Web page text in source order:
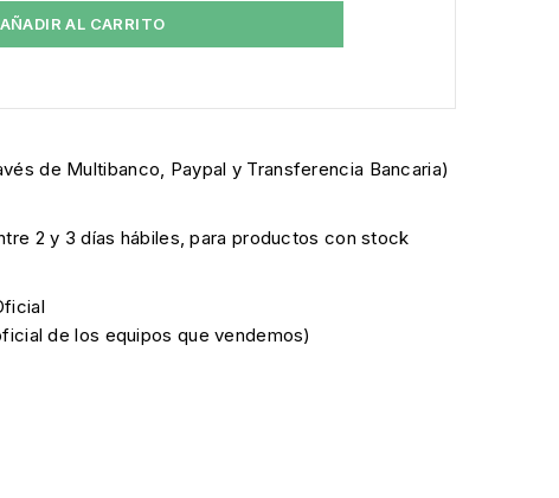
AÑADIR AL CARRITO
de Multibanco, Paypal y Transferencia Bancaria)
2 y 3 días hábiles, para productos con stock
de los equipos que vendemos)